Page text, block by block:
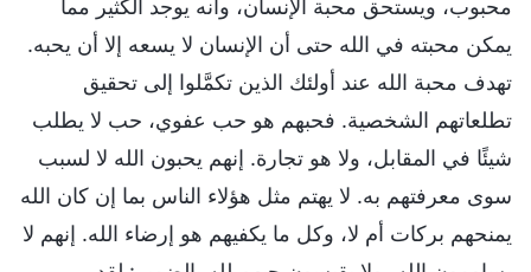
محبوب، ويستحق محبة الإنسان، وأنه يوجد الكثير مما
يمكن محبته في الله حتى أن الإنسان لا يسعه إلا أن يحبه.
تهدف محبة الله عند أولئك الذين تكمَّلوا إلى تحقيق
تطلعاتهم الشخصية. فحبهم هو حب عفوي، حب لا يطلب
شيئًا في المقابل، ولا هو تجارة. إنهم يحبون الله لا لسبب
سوى معرفتهم به. لا يهتم مثل هؤلاء الناس بما إن كان الله
يمنحهم بركات أم لا، وكل ما يكفيهم هو إرضاء الله. إنهم لا